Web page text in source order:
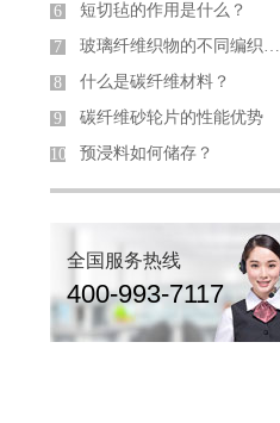
6 短切毡的作用是什么？
7 玻璃纤维织物的不同编织方式
8 什么是碳纤维材料？
9 碳纤维砂轮片的性能优势
10 预浸料如何储存？
全国服务热线
400-993-7117